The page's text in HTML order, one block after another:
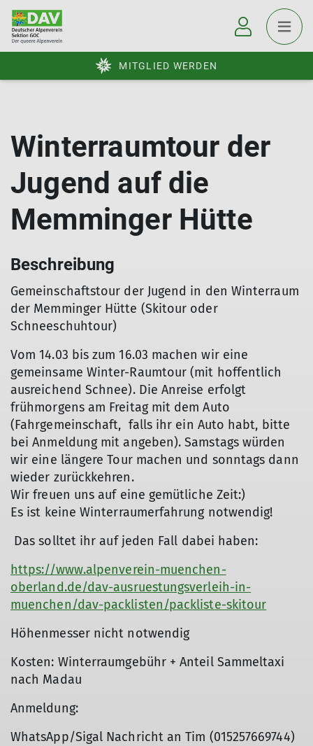
MITGLIED WERDEN
Winterraumtour der
Jugend auf die
Memminger Hütte
Beschreibung
Gemeinschaftstour der Jugend in den Winterraum
der Memminger Hütte (Skitour oder
Schneeschuhtour)
Vom 14.03 bis zum 16.03 machen wir eine
gemeinsame Winter-Raumtour (mit hoffentlich
ausreichend Schnee). Die Anreise erfolgt
frühmorgens am Freitag mit dem Auto
(Fahrgemeinschaft, falls ihr ein Auto habt, bitte
bei Anmeldung mit angeben). Samstags würden
wir eine längere Tour machen und sonntags dann
wieder zurückkehren.
Wir freuen uns auf eine gemütliche Zeit:)
Es ist keine Winterraumerfahrung notwendig!
Das solltet ihr auf jeden Fall dabei haben:
https://www.alpenverein-muenchen-
oberland.de/dav-ausruestungsverleih-in-
muenchen/dav-packlisten/packliste-skitour
Höhenmesser nicht notwendig
Kosten: Winterraumgebühr + Anteil Sammeltaxi
nach Madau
Anmeldung:
WhatsApp/Sigal Nachricht an Tim (015257669744)